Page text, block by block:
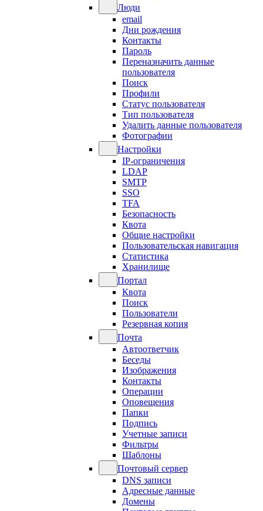
Люди
email
Дни рождения
Контакты
Пароль
Переназначить данные
пользователя
Поиск
Профили
Статус пользователя
Тип пользователя
Удалить данные пользователя
Фотографии
Настройки
IP-ограничения
LDAP
SMTP
SSO
TFA
Безопасность
Квота
Общие настройки
Пользовательская навигация
Статистика
Хранилище
Портал
Квота
Поиск
Пользователи
Резервная копия
Почта
Автоответчик
Беседы
Изображения
Контакты
Операции
Оповещения
Папки
Подпись
Учетные записи
Фильтры
Шаблоны
Почтовый сервер
DNS записи
Адресные данные
Домены